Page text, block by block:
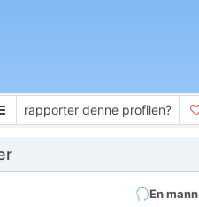
rapporter denne profilen?
En mann